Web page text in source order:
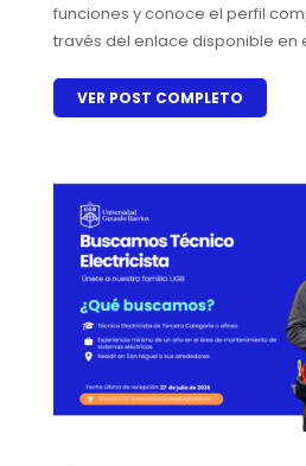
funciones y conoce el perfil
través del enlace disponible en
VER POST COMPLETO